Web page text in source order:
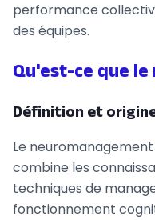
performance
des équipes.
Qu'est-ce que
Définition et
Le
combine les
techniques de
fonctionnement